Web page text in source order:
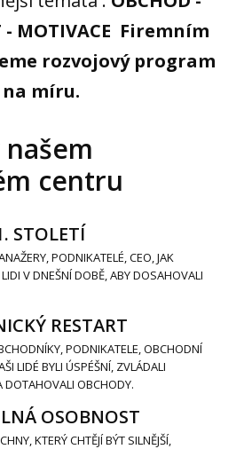
MOTIVACE Firemním
rozvojový program
na míru.
centru
STOLETÍ
PODNIKATELÉ, CEO, JAK
LIDI V DNEŠNÍ DOBĚ, ABY DOSAHOVALI
RESTART
PODNIKATELE, OBCHODNÍ
LIDÉ BYLI ÚSPÉŠNÍ, ZVLÁDALI
DOTAHOVALI OBCHODY.
OSOBNOST
KTERÝ CHTĚJÍ BÝT SILNĚJŠÍ,